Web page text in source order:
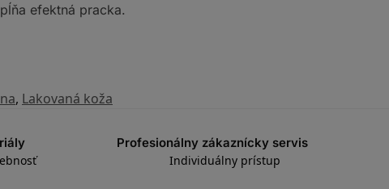
efektná pracka.
, Lakovaná koža
Profesionálny zákaznícky servis
Individuálny prístup